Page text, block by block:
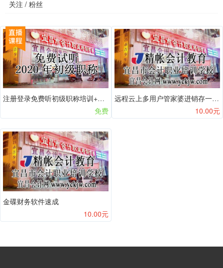
关注 / 粉丝
注册登录免费听初级职称培训+软件+实操报税答疑QQ群482989511
免费
远程云上多用户管家婆进销存一体化财务软件速成
10.00元
金碟财务软件速成
10.00元